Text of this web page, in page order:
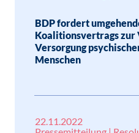
BDP fordert
Koalitionsvertrags zur
Versorgung
Menschen
22.11.2022